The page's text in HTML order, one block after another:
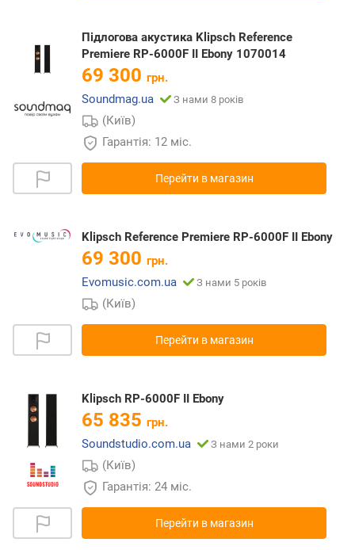
Підлогова акустика Klipsch Reference
Premiere RP-6000F II Ebony 1070014
69 300 грн.
Soundmag.ua
З нами 8 років
(Київ)
Гарантія: 12 міс.
Перейти в магазин
Klipsch Reference Premiere RP-6000F II Ebony
69 300 грн.
Evomusic.com.ua
З нами 5 років
(Київ)
Перейти в магазин
Klipsch RP-6000F II Ebony
65 835 грн.
Soundstudio.com.ua
З нами 2 роки
(Київ)
Гарантія: 24 міс.
Перейти в магазин